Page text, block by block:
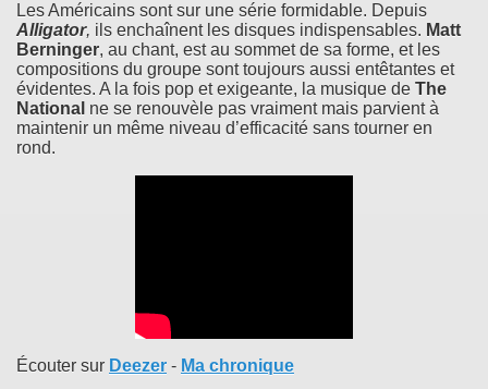
Les Américains sont sur une série formidable. Depuis
Alligator, ils enchaînent les disques indispensables. Matt
Berninger, au chant, est au sommet de sa forme, et les
compositions du groupe sont toujours aussi entêtantes et
évidentes. A la fois pop et exigeante, la musique de The
National ne se renouvèle pas vraiment mais parvient à
maintenir un même niveau d’efficacité sans tourner en
rond.
Écouter sur Deezer - Ma chronique